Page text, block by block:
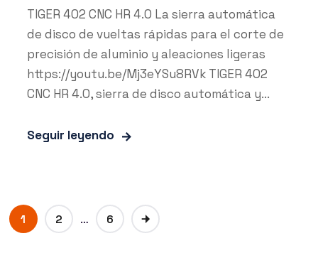
TIGER 402 CNC HR 4.0 La sierra automática
de disco de vueltas rápidas para el corte de
precisión de aluminio y aleaciones ligeras
https://youtu.be/Mj3eYSu8RVk TIGER 402
CNC HR 4.0, sierra de disco automática y...
Seguir leyendo
1 2 … 6